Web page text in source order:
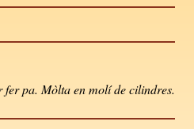
pa. Mòlta en molí de cilindres.